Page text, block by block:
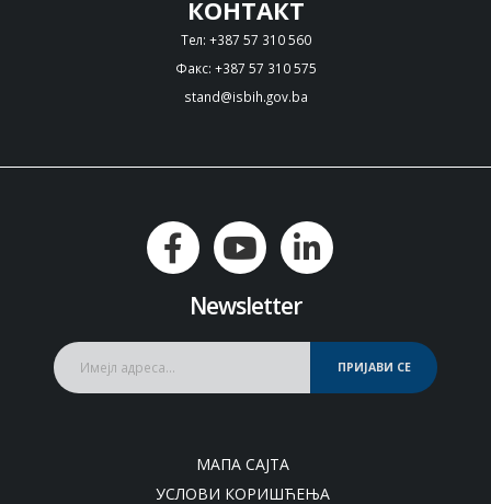
КОНТАКТ
Тел: +387 57 310 560
Факс: +387 57 310 575
stand@isbih.gov.ba
Newsletter
ПРИЈАВИ СЕ
МАПА САЈТА
УСЛОВИ КОРИШЋЕЊА